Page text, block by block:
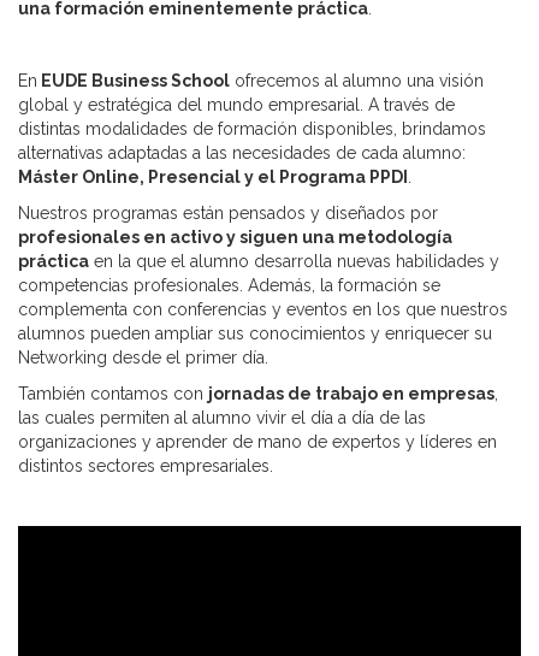
una formación eminentemente práctica
En EUDE Business School ofrecemos al alumno una visión
global y estratégica del mundo empresarial. A través de
distintas modalidades de formación disponibles, brindamos
alternativas adaptadas a las necesidades de cada alumno:
Máster Online, Presencial y el Programa PPDI
Nuestros programas están pensados y diseñados por
profesionales en activo y siguen una metodología
práctica en la que el alumno desarrolla nuevas habilidades y
competencias profesionales. Además, la formación se
complementa con conferencias y eventos en los que nuestros
alumnos pueden ampliar sus conocimientos y enriquecer su
Networking desde el primer día.
También contamos con jornadas de trabajo en empresas
las cuales permiten al alumno vivir el día a día de las
organizaciones y aprender de mano de expertos y líderes en
distintos sectores empresariales.